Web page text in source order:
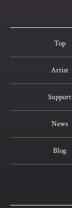
Top
Artist
Support
News
Blog